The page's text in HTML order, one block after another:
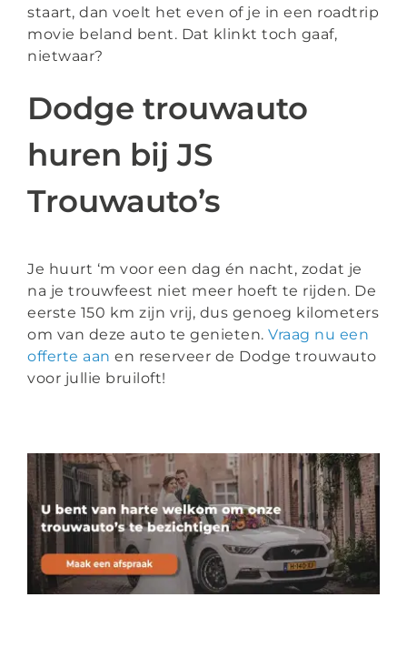
staart, dan voelt het even of je in een roadtrip
movie beland bent. Dat klinkt toch gaaf,
nietwaar?
Dodge trouwauto
huren bij JS
Trouwauto’s
Je huurt ‘m voor een dag én nacht, zodat je
na je trouwfeest niet meer hoeft te rijden. De
eerste 150 km zijn vrij, dus genoeg kilometers
om van deze auto te genieten. Vraag nu een
offerte aan en reserveer de Dodge trouwauto
voor jullie bruiloft!